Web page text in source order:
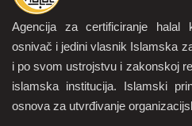
Agencija za certificiranje
osnivač i jedini vlasnik Islamska
i po svom ustrojstvu i zakonskoj
islamska institucija. Islamski
osnova za utvrđivanje